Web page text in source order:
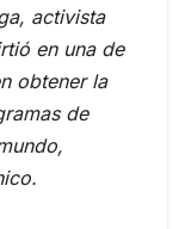
activista
en una de
obtener la
de